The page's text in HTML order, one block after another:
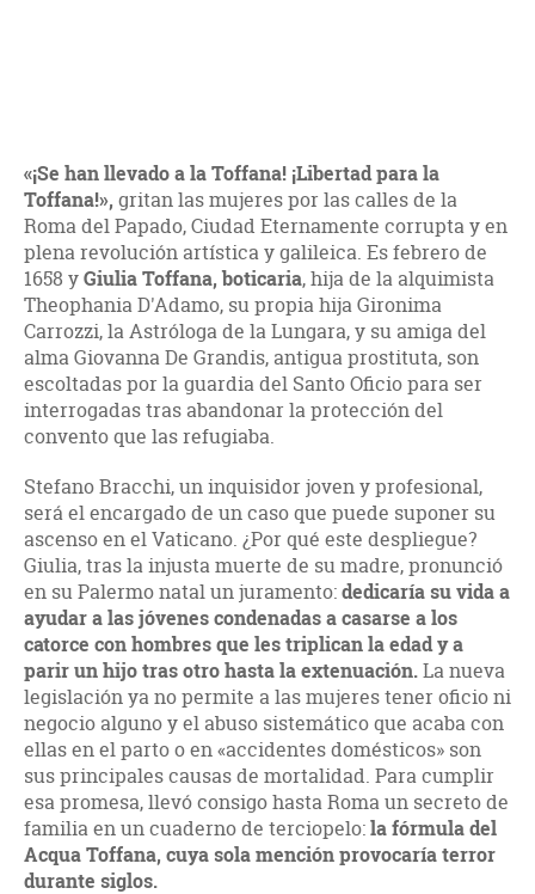
«¡Se han llevado a la Toffana! ¡Libertad para la
Toffana!», gritan las mujeres por las calles de la
Roma del Papado, Ciudad Eternamente corrupta y en
plena revolución artística y galileica. Es febrero de
1658 yGiulia Toffana, boticaria, hija de la alquimista
Theophania D'Adamo, su propia hija Gironima
Carrozzi, la Astróloga de la Lungara, y su amiga del
alma Giovanna De Grandis, antigua prostituta, son
escoltadas por la guardia del Santo Oficio para ser
interrogadas tras abandonar la protección del
convento que las refugiaba.
Stefano Bracchi, un inquisidor joven y profesional,
será el encargado de un caso que puede suponer su
ascenso en el Vaticano. ¿Por qué este despliegue?
Giulia, tras la injusta muerte de su madre, pronunció
en su Palermo natal un juramento:dedicaría su vida a
ayudar a las jóvenes condenadas a casarse a los
catorce con hombres que les triplican la edad y a
parir un hijo tras otro hasta la extenuación.La nueva
legislación ya no permite a las mujeres tener oficio ni
negocio alguno y el abuso sistemático que acaba con
ellas en el parto o en «accidentes domésticos» son
sus principales causas de mortalidad. Para cumplir
esa promesa, llevó consigo hasta Roma un secreto de
familia en un cuaderno de terciopelo:la fórmula del
Acqua Toffana, cuya sola mención provocaría terror
durante siglos.